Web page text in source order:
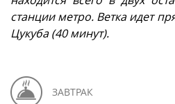
станции метро. Ветка идет
Цукуба (40 минут).
ЗАВТРАК